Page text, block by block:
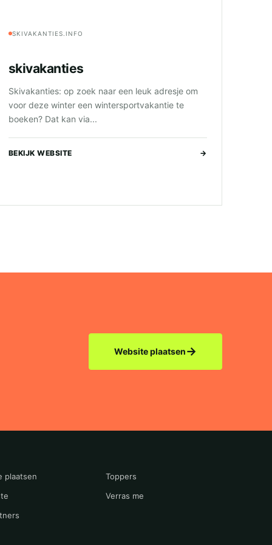
SKIVAKANTIES.INFO
skivakanties
Skivakanties: op zoek naar een leuk adresje om
voor deze winter een wintersportvakantie te
boeken? Dat kan via...
BEKIJK WEBSITE →
Website plaatsen→
plaatsen
Toppers
Verras me